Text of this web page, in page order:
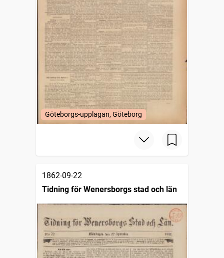
Göteborgs-upplagan, Göteborg
1862-09-22
Tidning för Wenersborgs stad och län